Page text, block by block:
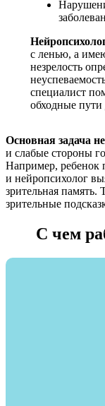
с ленью, а
незрелость
специалист
обходные пути
Основная задача
и слабые стороны
Например, ребенок
и нейропсихолог
зрительная память.
зрительные
С чем